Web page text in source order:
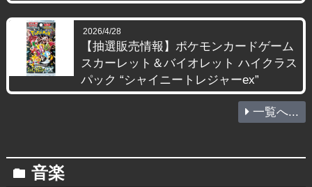
2026/4/28
【抽選販売情報】ポケモンカードゲーム
スカーレット＆バイオレット ハイクラス
パック “シャイニートレジャーex”
一覧へ...
folder 音楽